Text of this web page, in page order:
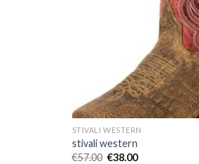
STIVALI WESTERN
stivali western
€57.00 €38.00